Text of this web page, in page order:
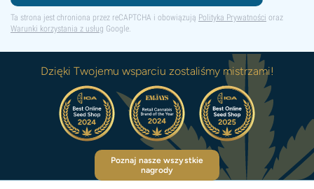
Ta strona jest chroniona przez reCAPTCHA i obowiązują Polityka Prywatności oraz
Warunki korzystania z usług Google.
Dzięki Twojemu wsparciu zostaliśmy mistrzami!
Poznaj nasze wszystkie
nagrody